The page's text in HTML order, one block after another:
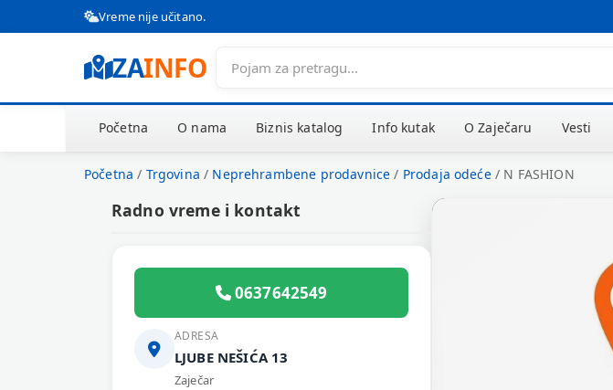
Vreme nije učitano.
ZAINFO
Početna O nama Biznis katalog Info kutak O Zaječaru Vesti
Početna / Trgovina / Neprehrambene prodavnice / Prodaja odeće/ N FASHION
Radno vreme i kontakt
0637642549
ADRESA
LJUBE NEŠIĆA 13
Zaječar